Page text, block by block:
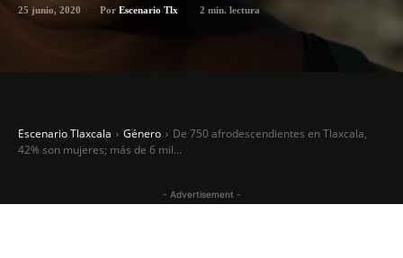
25 junio, 2020 Por Escenario Tlx 2 min. lectura
Escenario Tlaxcala Género
De 750 afrodescendientes en Tlaxcala,
42% son mujeres; más de 6 mil...
- Advertisement -